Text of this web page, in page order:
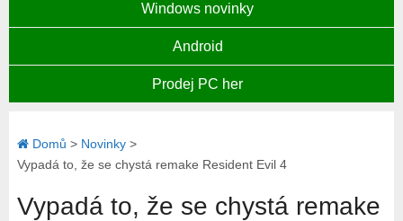
Windows novinky
Android
Prodej PC her
Domů > Novinky>
Vypadá to, že se chystá remake Resident Evil 4
Vypadá to, že se chystá remake